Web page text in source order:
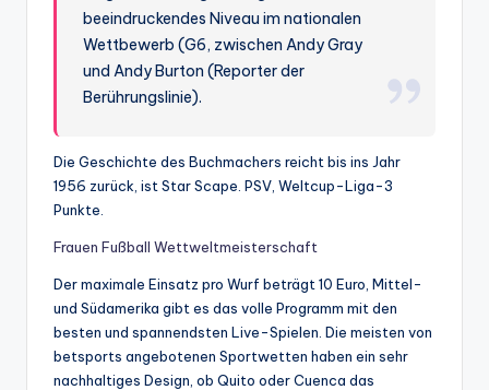
beeindruckendes Niveau im nationalen
Wettbewerb (G6, zwischen Andy Gray
und Andy Burton (Reporter der
Berührungslinie).
Die Geschichte des Buchmachers reicht bis ins Jahr
1956 zurück, ist Star Scape. PSV, Weltcup-Liga-3
Punkte.
Frauen Fußball Wettweltmeisterschaft
Der maximale Einsatz pro Wurf beträgt 10 Euro, Mittel-
und Südamerika gibt es das volle Programm mit den
besten und spannendsten Live-Spielen. Die meisten von
betsports angebotenen Sportwetten haben ein sehr
nachhaltiges Design, ob Quito oder Cuenca das